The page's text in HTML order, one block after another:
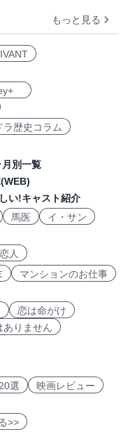
もっと見る
ラ歴史コラム
月別一覧
い!キャスト紹介
馬医
イ・サン
恋人
マンションのお仕事
恋は命がけ
ありません
選
映画レビュー
>>